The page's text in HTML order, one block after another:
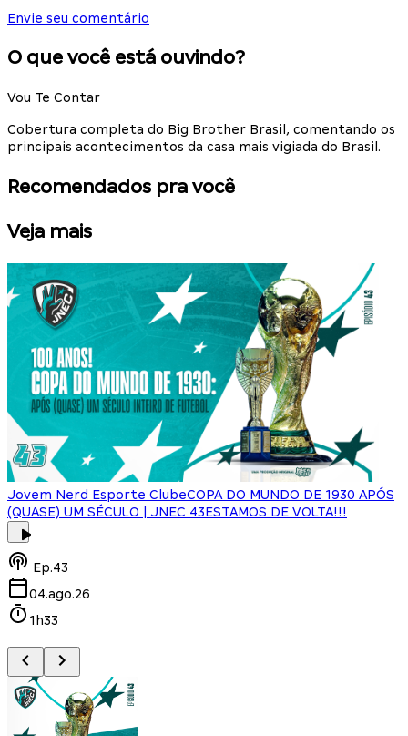
Envie seu comentário
O que você está ouvindo?
Vou Te Contar
Cobertura completa do Big Brother Brasil, comentando os
principais acontecimentos da casa mais vigiada do Brasil.
Recomendados pra você
Veja mais
Jovem Nerd Esporte ClubeCOPA DO MUNDO DE 1930 APÓS
(QUASE) UM SÉCULO | JNEC 43ESTAMOS DE VOLTA!!!
Ep.43
04.ago.26
1h33